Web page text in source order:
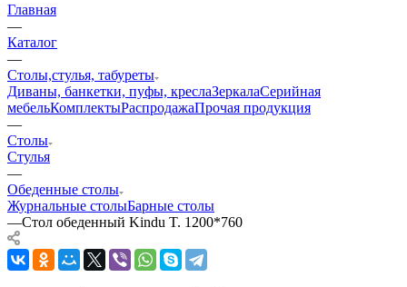
Главная
—
Каталог
—
Столы,стулья, табуреты
Диваны, банкетки, пуфы, креслаЗеркалаСерийная
мебельКомплектыРаспродажаПрочая продукция
—
Столы
Стулья
—
Обеденные столы
Журнальные столыБарные столы
—Стол обеденный Kindu T. 1200*760